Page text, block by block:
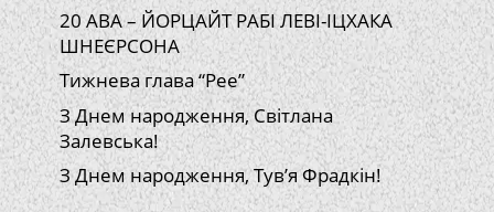
20 АВА – ЙОРЦАЙТ РАБІ ЛЕВІ-ІЦХАКА
ШНЕЄРСОНА
Тижнева глава “Рее”
З Днем народження, Світлана
Залевська!
З Днем народження, Тув’я Фрадкін!